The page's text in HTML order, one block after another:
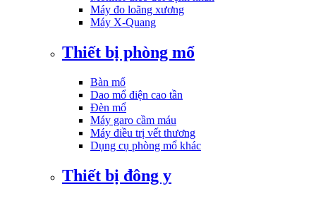
Máy đo loãng xương
Máy X-Quang
Thiết bị phòng mổ
Bàn mổ
Dao mổ điện cao tần
Đèn mổ
Máy garo cầm máu
Máy điều trị vết thương
Dụng cụ phòng mổ khác
Thiết bị đông y